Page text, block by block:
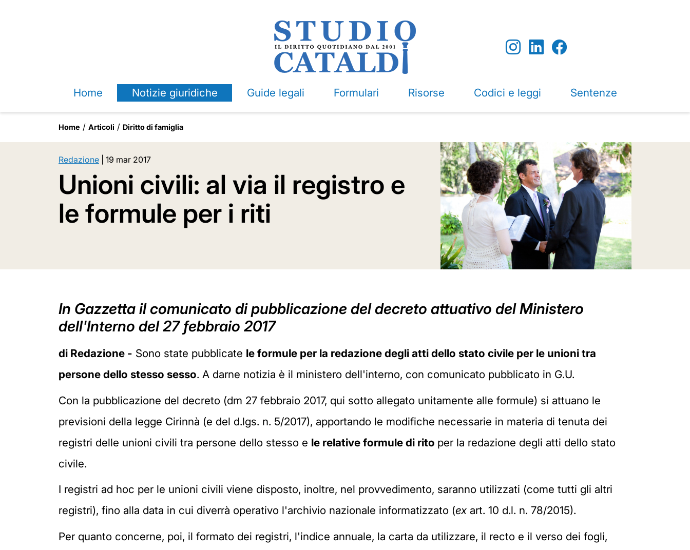
Home Notizie giuridiche Guide legali Formulari Risorse Codici e leggi Sentenze
Home Articoli Diritto di famiglia
Redazione 19 mar 2017
Unioni civili: al via il registro e
le formule per i riti
In Gazzetta il comunicato di pubblicazione del decreto attuativo del Ministero
dell'Interno del 27 febbraio 2017
di Redazione - Sono state pubblicate le formule per la redazione degli atti dello stato civile per le unioni tra
persone dello stesso sesso. A darne notizia è il ministero dell'interno, con comunicato pubblicato in G.U.
Con la pubblicazione del decreto (dm 27 febbraio 2017, qui sotto allegato unitamente alle formule) si attuano le
previsioni della legge Cirinnà (e del d.lgs. n. 5/2017), apportando le modifiche necessarie in materia di tenuta dei
registri delle unioni civili tra persone dello stesso e le relative formule di rito per la redazione degli atti dello stato
civile.
I registri ad hoc per le unioni civili viene disposto, inoltre, nel provvedimento, saranno utilizzati (come tutti gli altri
registri), fino alla data in cui diverrà operativo l'archivio nazionale informatizzato (ex art. 10 d.l. n. 78/2015).
Per quanto concerne, poi, il formato dei registri, l'indice annuale, la carta da utilizzare, il recto e il verso dei fogli,